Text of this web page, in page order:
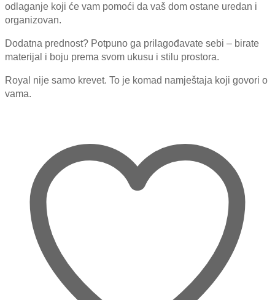
odlaganje koji će vam pomoći da vaš dom ostane uredan i
organizovan.
Dodatna prednost? Potpuno ga prilagođavate sebi – birate
materijal i boju prema svom ukusu i stilu prostora.
Royal nije samo krevet. To je komad namještaja koji govori o
vama.